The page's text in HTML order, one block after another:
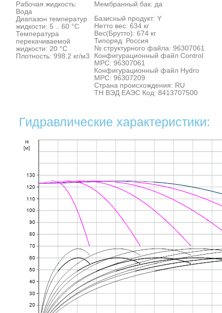
Рабочая жидкость:
Вода
Диапазон температур
жидкости: 5 .. 60 °C
Температура
перекачиваемой
жидкости: 20 °C
Плотность: 998.2 кг/м3
Мембранный бак: да
Базисный продукт: Y
Нетто вес: 634 кг
Вес(Брутто): 674 кг
Типоряд: Россия
№ структурного файла: 96307061
Конфигурационный файл Control
MPC: 96307061
Конфигурационный файл Hydro
MPC: 96307209
Cтрана происхождения: RU
ТН ВЭД ЕАЭС Код: 8413707500
Гидравлические характеристики: